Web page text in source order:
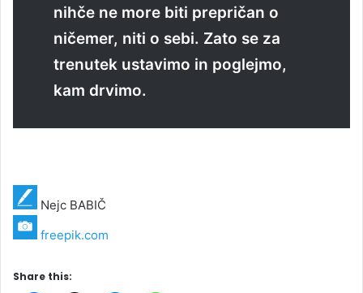
nihče ne more biti prepričan o
ničemer, niti o sebi. Zato se za
trenutek ustavimo in poglejmo,
kam drvimo.
Nejc BABIČ
freepik.com
Share this: